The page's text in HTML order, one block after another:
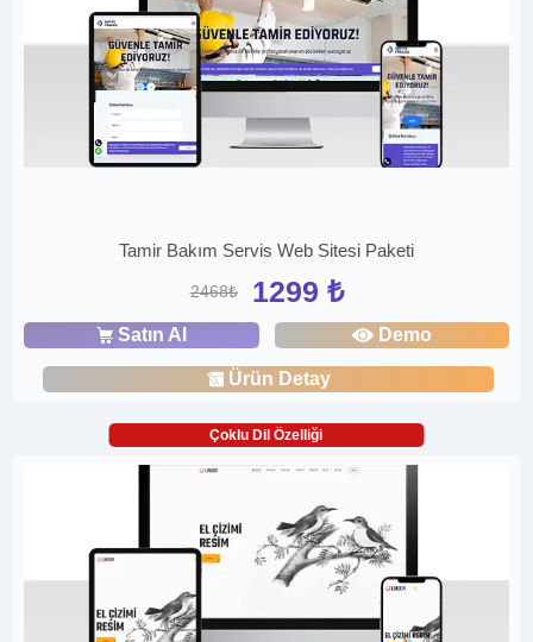
Tamir Bakım Servis Web Sitesi Paketi
2468₺ 1299 ₺
Satın Al Demo
Ürün Detay
Çoklu Dil Özelliği